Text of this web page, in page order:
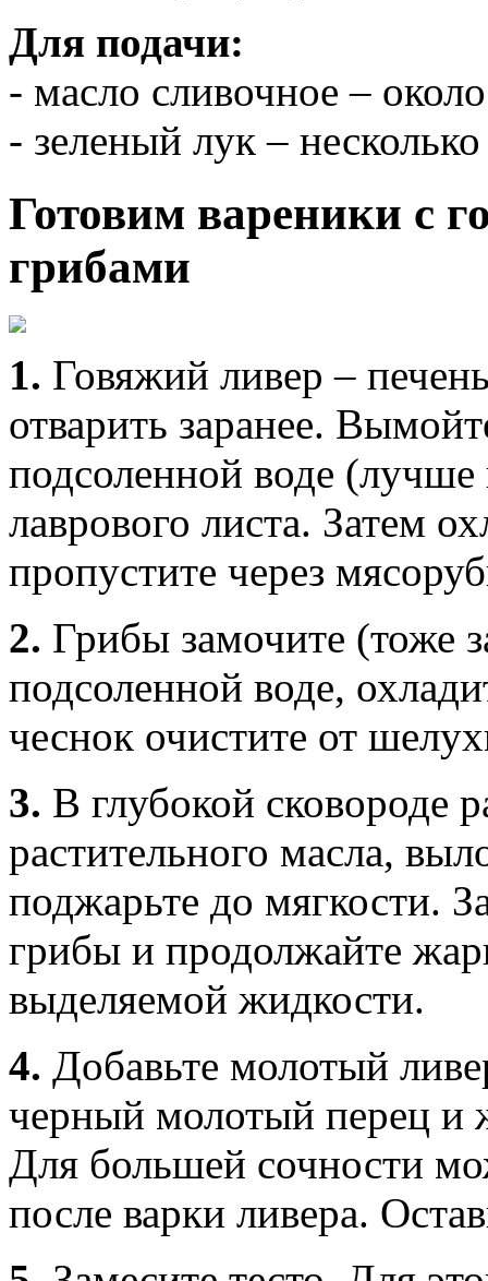
Для подачи:
- масло сливочное –
- зеленый лук – несколько
Готовим вареники с
грибами
1. Говяжий ливер –
отварить заранее.
подсоленной воде (лучше
лаврового листа. Затем
пропустите через
2. Грибы замочите (тоже
подсоленной воде,
чеснок очистите от
3. В глубокой сковороде
растительного масла,
поджарьте до мягкости.
грибы и продолжайте
выделяемой жидкости.
4. Добавьте молотый
черный молотый перец и
Для большей сочности
после варки ливера.